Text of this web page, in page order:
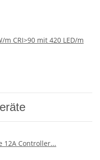
m CRI>90 mit 420 LED/m